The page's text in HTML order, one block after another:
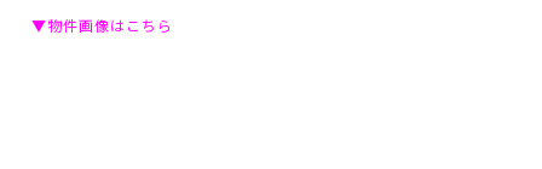
▼物件画像はこちら